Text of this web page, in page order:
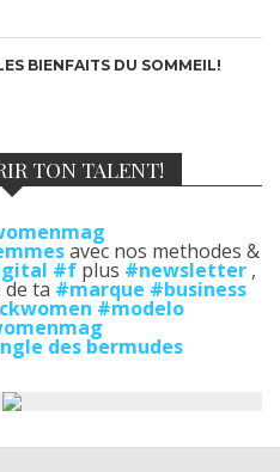
BIENFAITS DU SOMMEIL!
TON TALENT!
avec nos methodes &
#fplus #newsletter,
ta #marque #business
#modelo
des bermudes